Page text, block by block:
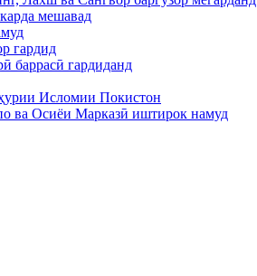
мешавад
гардид
баррасӣ гардиданд
Исломии Покистон
ва Осиёи Марказӣ иштирок намуд